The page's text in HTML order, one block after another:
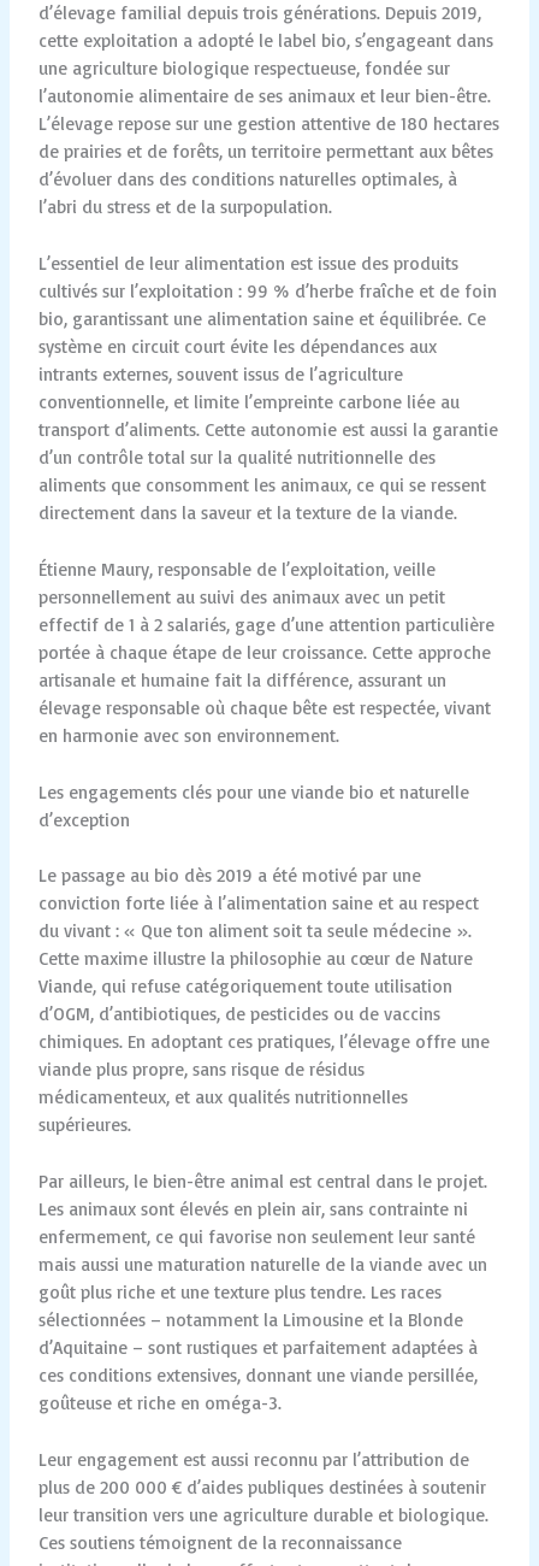
d’élevage familial depuis trois générations. Depuis 2019,
cette exploitation a adopté le label bio, s’engageant dans
une agriculture biologique respectueuse, fondée sur
l’autonomie alimentaire de ses animaux et leur bien-être.
L’élevage repose sur une gestion attentive de 180 hectares
de prairies et de forêts, un territoire permettant aux bêtes
d’évoluer dans des conditions naturelles optimales, à
l’abri du stress et de la surpopulation.
L’essentiel de leur alimentation est issue des produits
cultivés sur l’exploitation : 99 % d’herbe fraîche et de foin
bio, garantissant une alimentation saine et équilibrée. Ce
système en circuit court évite les dépendances aux
intrants externes, souvent issus de l’agriculture
conventionnelle, et limite l’empreinte carbone liée au
transport d’aliments. Cette autonomie est aussi la garantie
d’un contrôle total sur la qualité nutritionnelle des
aliments que consomment les animaux, ce qui se ressent
directement dans la saveur et la texture de la viande.
Étienne Maury, responsable de l’exploitation, veille
personnellement au suivi des animaux avec un petit
effectif de 1 à 2 salariés, gage d’une attention particulière
portée à chaque étape de leur croissance. Cette approche
artisanale et humaine fait la différence, assurant un
élevage responsable où chaque bête est respectée, vivant
en harmonie avec son environnement.
Les engagements clés pour une viande bio et naturelle
d’exception
Le passage au bio dès 2019 a été motivé par une
conviction forte liée à l’alimentation saine et au respect
du vivant : « Que ton aliment soit ta seule médecine ».
Cette maxime illustre la philosophie au cœur de Nature
Viande, qui refuse catégoriquement toute utilisation
d’OGM, d’antibiotiques, de pesticides ou de vaccins
chimiques. En adoptant ces pratiques, l’élevage offre une
viande plus propre, sans risque de résidus
médicamenteux, et aux qualités nutritionnelles
supérieures.
Par ailleurs, le bien-être animal est central dans le projet.
Les animaux sont élevés en plein air, sans contrainte ni
enfermement, ce qui favorise non seulement leur santé
mais aussi une maturation naturelle de la viande avec un
goût plus riche et une texture plus tendre. Les races
sélectionnées – notamment la Limousine et la Blonde
d’Aquitaine – sont rustiques et parfaitement adaptées à
ces conditions extensives, donnant une viande persillée,
goûteuse et riche en oméga-3.
Leur engagement est aussi reconnu par l’attribution de
plus de 200 000 € d’aides publiques destinées à soutenir
leur transition vers une agriculture durable et biologique.
Ces soutiens témoignent de la reconnaissance